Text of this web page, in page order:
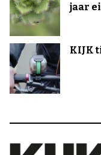
jaar
KIJK